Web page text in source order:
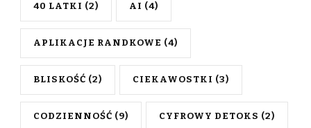
40 LATKI (2) AI (4)
APLIKACJE RANDKOWE (4)
BLISKOŚĆ (2) CIEKAWOSTKI (3)
CODZIENNOŚĆ (9) CYFROWY DETOKS (2)